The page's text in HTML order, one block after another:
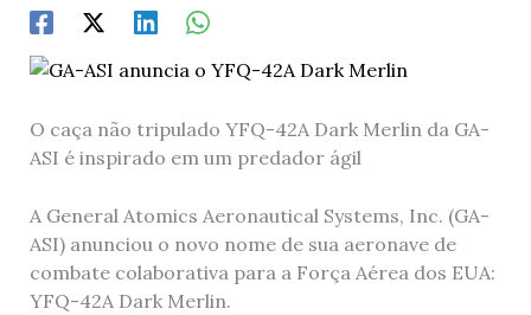
O caça não tripulado YFQ-42A Dark Merlin da GA-
ASI é inspirado em um predador ágil
A General Atomics Aeronautical Systems, Inc. (GA-
ASI) anunciou o novo nome de sua aeronave de
combate colaborativa para a Força Aérea dos EUA:
YFQ-42A Dark Merlin.